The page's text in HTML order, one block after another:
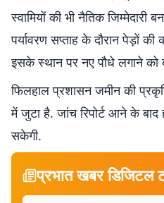
स्वामियों की भी नैतिक जिम्मेदारी
पर्यावरण सप्ताह के दौरान पेड़ों
इसके स्थान पर नए पौधे लगाने को
फिलहाल प्रशासन जमीन की
में जुटा है. जांच रिपोर्ट आने के बाद
सकेगी.
प्रभात खबर डिजिटल